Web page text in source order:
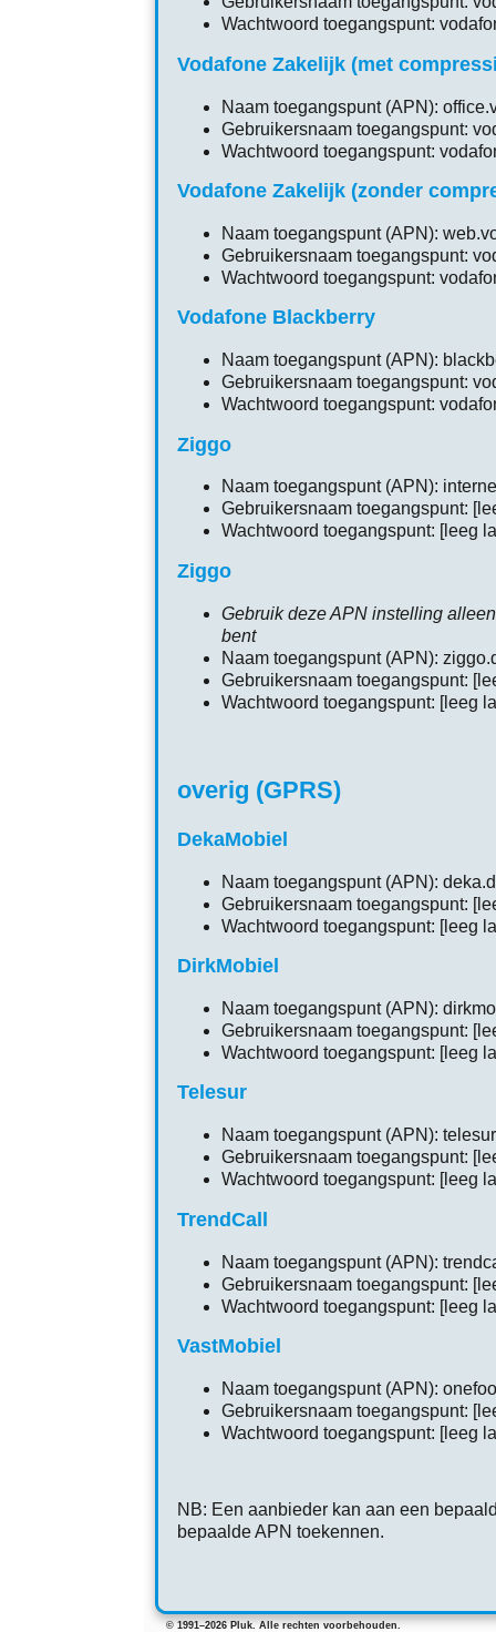
Wachtwoord toegangspunt:
Vodafone Zakelijk (met
Naam toegangspunt (APN):
Gebruikersnaam toegangspunt:
Wachtwoord toegangspunt:
Vodafone Zakelijk (zonder
Naam toegangspunt (APN):
Gebruikersnaam toegangspunt:
Wachtwoord toegangspunt:
Vodafone Blackberry
Naam toegangspunt (APN):
Gebruikersnaam toegangspunt:
Wachtwoord toegangspunt:
Ziggo
Naam toegangspunt (APN):
Gebruikersnaam toegangspunt:
Wachtwoord toegangspunt: [leeg
Ziggo
Gebruik deze APN instelling
bent
Naam toegangspunt (APN):
Gebruikersnaam toegangspunt:
Wachtwoord toegangspunt: [leeg
overig (GPRS)
DekaMobiel
Naam toegangspunt (APN):
Gebruikersnaam toegangspunt:
Wachtwoord toegangspunt: [leeg
DirkMobiel
Naam toegangspunt (APN):
Gebruikersnaam toegangspunt:
Wachtwoord toegangspunt: [leeg
Telesur
Naam toegangspunt (APN):
Gebruikersnaam toegangspunt:
Wachtwoord toegangspunt: [leeg
TrendCall
Naam toegangspunt (APN):
Gebruikersnaam toegangspunt:
Wachtwoord toegangspunt: [leeg
VastMobiel
Naam toegangspunt (APN):
Gebruikersnaam toegangspunt:
Wachtwoord toegangspunt: [leeg
NB: Een aanbieder kan aan een
bepaalde APN toekennen.
© 1991–2026 Pluk. Alle rechten voorbehouden.